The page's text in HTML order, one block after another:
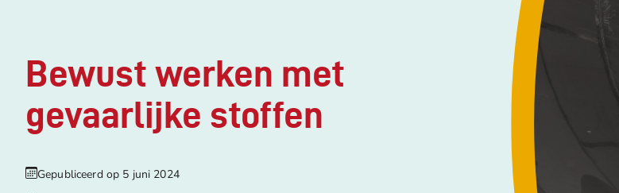
Bewust werken met
gevaarlijke stoffen
Gepubliceerd op 5 juni 2024